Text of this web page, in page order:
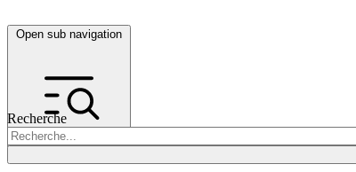
Open sub navigation
Recherche